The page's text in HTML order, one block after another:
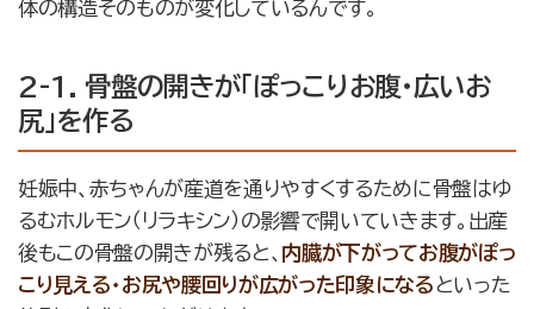
体の構造そのものが変化しているんです。
2-1. 骨盤の開きが「ぽっこりお腹・広いお
尻」を作る
妊娠中、赤ちゃんが産道を通りやすくするために骨盤はゆ
るむホルモン（リラキシン）の影響で開いていきます。出産
後もこの骨盤の開きが残ると、 内臓が下がってお腹がぽっ
こり見える・お尻や腰回りが広がった印象になるといった